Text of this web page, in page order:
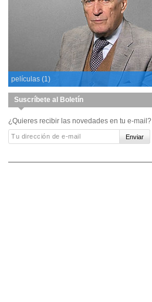
películas (1)
Suscríbete al Boletín
¿Quieres recibir las novedades en tu e-mail?